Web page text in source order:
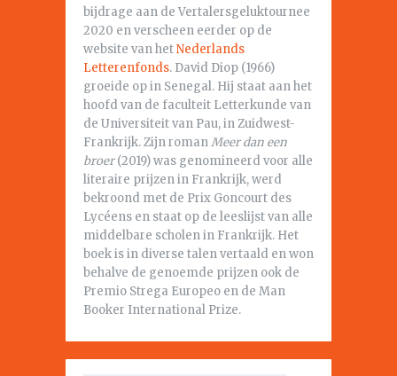
bijdrage aan de Vertalersgeluktournee
2020 en verscheen eerder op de
website van hetNederlands
Letterenfonds. David Diop (1966)
groeide op in Senegal. Hij staat aan het
hoofd van de faculteit Letterkunde van
de Universiteit van Pau, in Zuidwest-
Frankrijk. Zijn romanMeer dan een
broer(2019) was genomineerd voor alle
literaire prijzen in Frankrijk, werd
bekroond met de Prix Goncourt des
Lycéens en staat op de leeslijst van alle
middelbare scholen in Frankrijk. Het
boek is in diverse talen vertaald en won
behalve de genoemde prijzen ook de
Premio Strega Europeo en de Man
Booker International Prize.